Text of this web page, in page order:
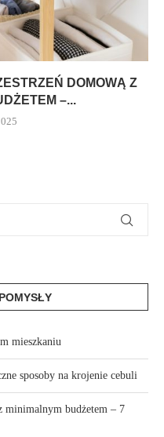
DOMOWĄ Z
–...
mieszkaniu
sposoby na krojenie cebuli
minimalnym budżetem – 7